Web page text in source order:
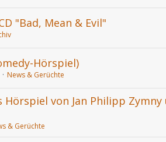
"Bad, Mean & Evil"
Hörspiel)
News & Gerüchte
Hörspiel von Jan Philipp Zymny
& Gerüchte